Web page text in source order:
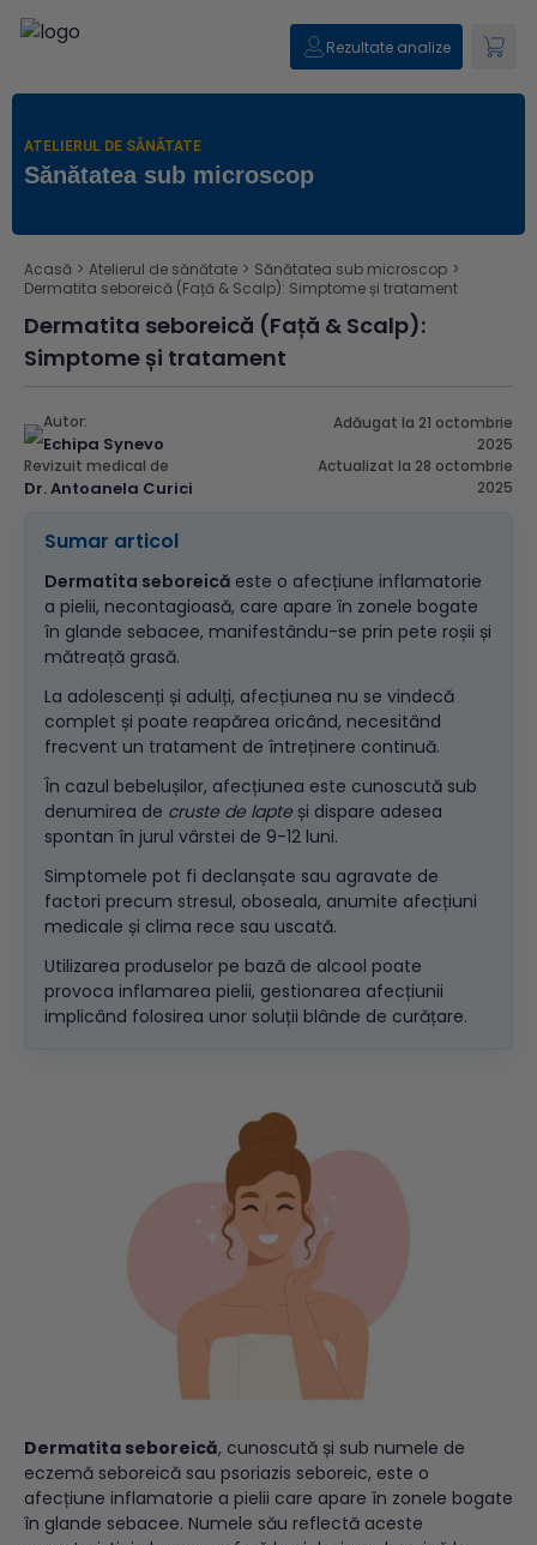
Rezultate analize
ATELIERUL DE SĂNĂTATE
Sănătatea sub microscop
Acasă > Atelierul de sănătate > Sănătatea sub microscop >
Dermatita seboreică (Față & Scalp): Simptome și tratament
Dermatita seboreică (Față & Scalp):
Simptome și tratament
Autor:
Echipa Synevo
Revizuit medical de
Dr. Antoanela Curici
Adăugat la 21 octombrie
2025
Actualizat la 28 octombrie
2025
Sumar articol
Dermatita seboreică este o afecțiune inflamatorie
a pielii, necontagioasă, care apare în zonele bogate
în glande sebacee, manifestându-se prin pete roșii și
mătreață grasă.
La adolescenți și adulți, afecțiunea nu se vindecă
complet și poate reapărea oricând, necesitând
frecvent un tratament de întreținere continuă.
În cazul bebelușilor, afecțiunea este cunoscută sub
denumirea de cruste de lapte și dispare adesea
spontan în jurul vârstei de 9-12 luni.
Simptomele pot fi declanșate sau agravate de
factori precum stresul, oboseala, anumite afecțiuni
medicale și clima rece sau uscată.
Utilizarea produselor pe bază de alcool poate
provoca inflamarea pielii, gestionarea afecțiunii
implicând folosirea unor soluții blânde de curățare.
Dermatita seboreică, cunoscută și sub numele de
eczemă seboreică sau psoriazis seboreic, este o
afecțiune inflamatorie a pielii care apare în zonele bogate
în glande sebacee. Numele său reflectă aceste